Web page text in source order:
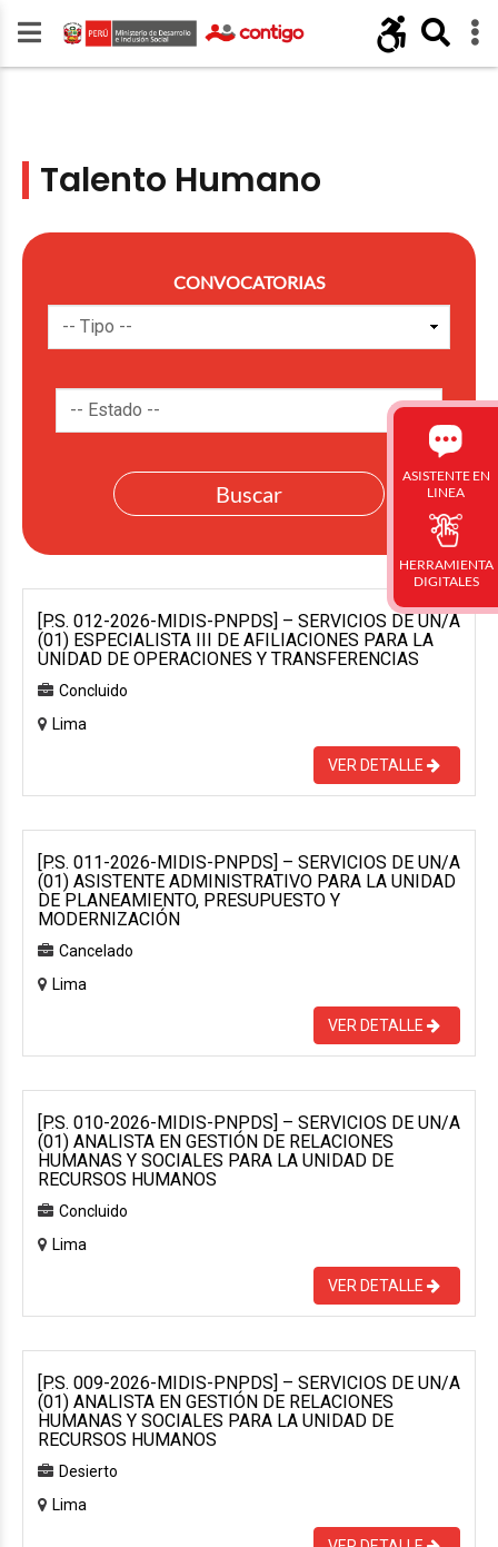
Talento Humano
CONVOCATORIAS
[P.S. 012-2026-MIDIS-PNPDS] – SERVICIOS DE UN/A
(01) ESPECIALISTA III DE AFILIACIONES PARA LA
UNIDAD DE OPERACIONES Y TRANSFERENCIAS
Concluido
Lima
VER DETALLE
[P.S. 011-2026-MIDIS-PNPDS] – SERVICIOS DE UN/A
(01) ASISTENTE ADMINISTRATIVO PARA LA UNIDAD
DE PLANEAMIENTO, PRESUPUESTO Y
MODERNIZACIÓN
Cancelado
Lima
VER DETALLE
[P.S. 010-2026-MIDIS-PNPDS] – SERVICIOS DE UN/A
(01) ANALISTA EN GESTIÓN DE RELACIONES
HUMANAS Y SOCIALES PARA LA UNIDAD DE
RECURSOS HUMANOS
Concluido
Lima
VER DETALLE
[P.S. 009-2026-MIDIS-PNPDS] – SERVICIOS DE UN/A
(01) ANALISTA EN GESTIÓN DE RELACIONES
HUMANAS Y SOCIALES PARA LA UNIDAD DE
RECURSOS HUMANOS
Desierto
Lima
ASISTENTE EN
LINEA
HERRAMIENTA
DIGITALES